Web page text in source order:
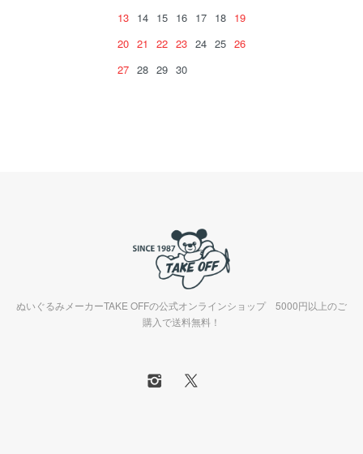
13 14 15 16 17 18 19
20 21 22 23 24 25 26
27 28 29 30
ぬいぐるみメーカーTAKE OFFの公式オンラインショップ 5000円以上のご
購入で送料無料！